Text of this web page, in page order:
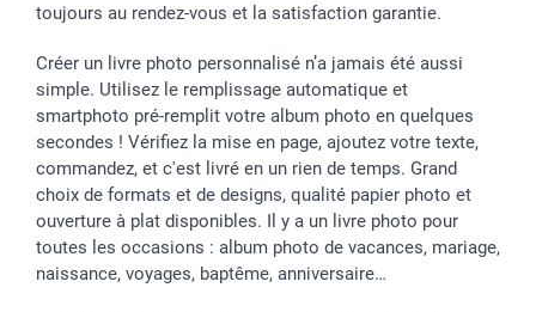
toujours au rendez-vous et la satisfaction garantie.
Créer un livre photo personnalisé n’a jamais été aussi
simple. Utilisez le remplissage automatique et
smartphoto pré-remplit votre album photo en quelques
secondes ! Vérifiez la mise en page, ajoutez votre texte,
commandez, et c'est livré en un rien de temps. Grand
choix de formats et de designs, qualité papier photo et
ouverture à plat disponibles. Il y a un livre photo pour
toutes les occasions : album photo de vacances, mariage,
naissance, voyages, baptême, anniversaire…